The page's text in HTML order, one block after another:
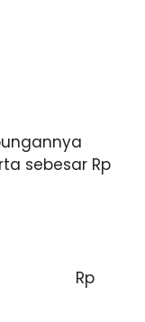
sebesar Rp
Rp